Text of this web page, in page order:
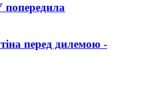
перед дилемою -